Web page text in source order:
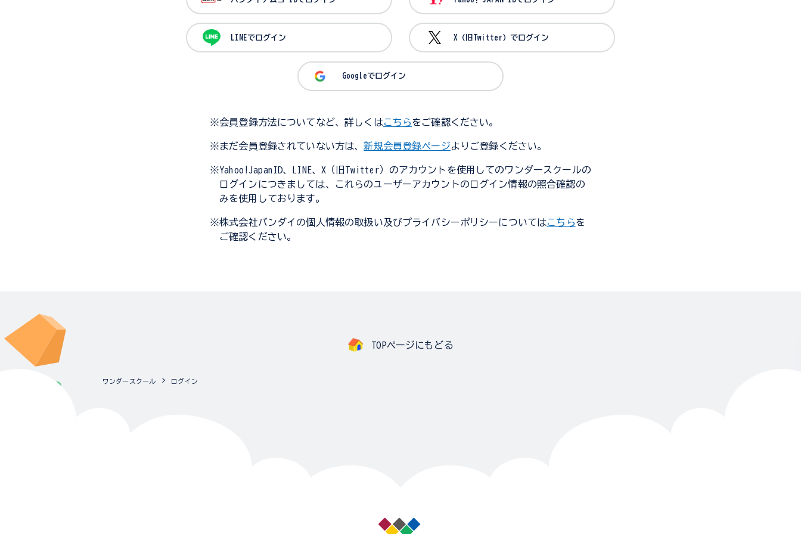
LINEでログイン X（旧Twitter）でログイン
Googleでログイン
※会員登録方法についてなど、詳しくはこちらをご確認ください。
※まだ会員登録されていない方は、新規会員登録ページよりご登録ください。
※Yahoo!JapanID、LINE、X（旧Twitter）のアカウントを使用してのワンダースクールの
ログインにつきましては、これらのユーザーアカウントのログイン情報の照合確認の
みを使用しております。
※株式会社バンダイの個人情報の取扱い及びプライバシーポリシーについてはこちらを
ご確認ください。
TOPページにもどる
ワンダースクール ログイン